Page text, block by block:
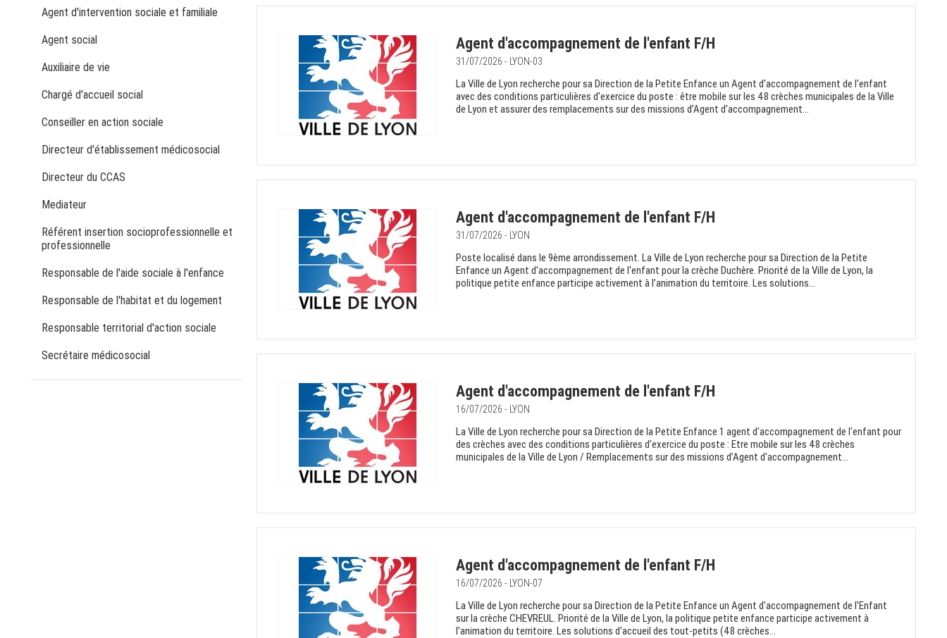
Agent d'intervention sociale et familiale
Agent social
Auxiliaire de vie
Chargé d'accueil social
Conseiller en action sociale
Directeur d'établissement médicosocial
Directeur du CCAS
Mediateur
Référent insertion socioprofessionnelle et
professionnelle
Responsable de l'aide sociale à l'enfance
Responsable de l'habitat et du logement
Responsable territorial d'action sociale
Secrétaire médicosocial
Agent d'accompagnement de l'enfant F/H
31/07/2026 - LYON-03
La Ville de Lyon recherche pour sa Direction de la Petite Enfance un Agent d'accompagnement de l'enfant
avec des conditions particulières d'exercice du poste : être mobile sur les 48 crèches municipales de la Ville
de Lyon et assurer des remplacements sur des missions d’Agent d'accompagnement...
Agent d'accompagnement de l'enfant F/H
31/07/2026 - LYON
Poste localisé dans le 9ème arrondissement. La Ville de Lyon recherche pour sa Direction de la Petite
Enfance un Agent d'accompagnement de l'enfant pour la crèche Duchère. Priorité de la Ville de Lyon, la
politique petite enfance participe activement à l’animation du territoire. Les solutions...
Agent d'accompagnement de l'enfant F/H
16/07/2026 - LYON
La Ville de Lyon recherche pour sa Direction de la Petite Enfance 1 agent d'accompagnement de l'enfant pour
des crèches avec des conditions particulières d'exercice du poste : Etre mobile sur les 48 crèches
municipales de la Ville de Lyon / Remplacements sur des missions d’Agent d'accompagnement...
Agent d'accompagnement de l'enfant F/H
16/07/2026 - LYON-07
La Ville de Lyon recherche pour sa Direction de la Petite Enfance un Agent d'accompagnement de l'Enfant
sur la crèche CHEVREUL. Priorité de la Ville de Lyon, la politique petite enfance participe activement à
l’animation du territoire. Les solutions d'accueil des tout-petits (48 crèches...